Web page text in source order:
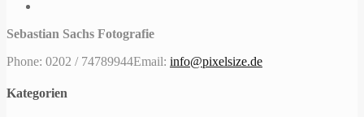
Sebastian Sachs Fotografie
Phone: 0202 / 74789944Email: info@pixelsize.de
Kategorien